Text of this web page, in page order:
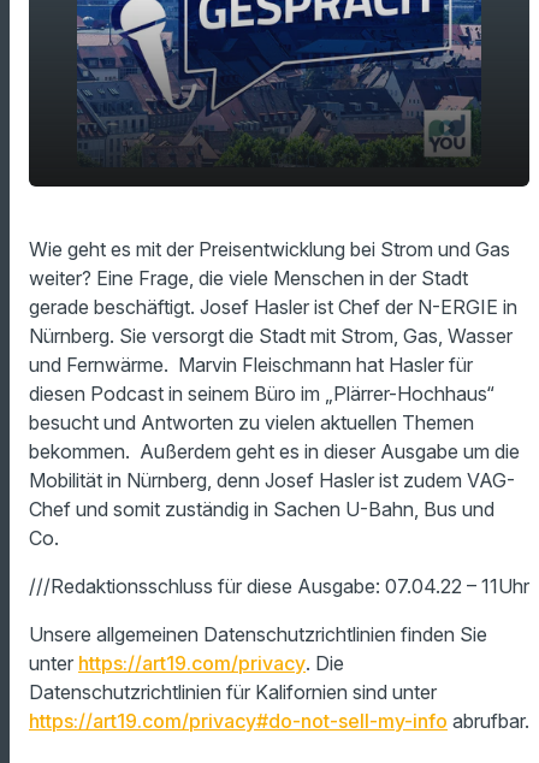
play_arrow zu?
00:00 24:43
Wie geht es mit der Preisentwicklung bei Strom und Gas
weiter? Eine Frage, die viele Menschen in der Stadt
gerade beschäftigt. Josef Hasler ist Chef der N-ERGIE in
Nürnberg. Sie versorgt die Stadt mit Strom, Gas, Wasser
und Fernwärme. Marvin Fleischmann hat Hasler für
diesen Podcast in seinem Büro im „Plärrer-Hochhaus“
besucht und Antworten zu vielen aktuellen Themen
bekommen. Außerdem geht es in dieser Ausgabe um die
Mobilität in Nürnberg, denn Josef Hasler ist zudem VAG-
Chef und somit zuständig in Sachen U-Bahn, Bus und
Co.
///Redaktionsschluss für diese Ausgabe: 07.04.22 – 11Uhr
Unsere allgemeinen Datenschutzrichtlinien finden Sie
unter https://art19.com/privacy. Die
Datenschutzrichtlinien für Kalifornien sind unter
https://art19.com/privacy#do-not-sell-my-info abrufbar.